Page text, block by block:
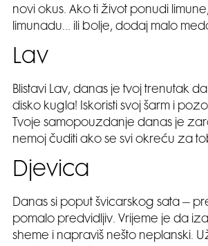
novi okus. Ako ti život ponudi
limunadu… ili bolje, dodaj malo
Lav
Blistavi Lav, danas je tvoj trenutak
disko kugla! Iskoristi svoj šarm i
Tvoje samopouzdanje danas je
nemoj čuditi ako se svi okreću za
Djevica
Danas si poput švicarskog sata –
pomalo predvidljiv. Vrijeme je da
sheme i napraviš nešto neplanski.